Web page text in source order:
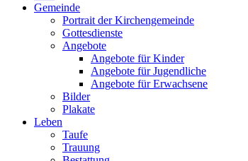
Gemeinde
Portrait der Kirchengemeinde
Gottesdienste
Angebote
Angebote für Kinder
Angebote für Jugendliche
Angebote für Erwachsene
Bilder
Plakate
Leben
Taufe
Trauung